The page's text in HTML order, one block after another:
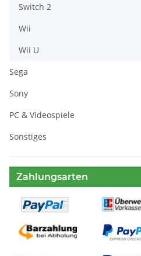
Switch 2
Wii
Wii U
Sega
Sony
PC & Videospiele
Sonstiges
Zahlungsarten